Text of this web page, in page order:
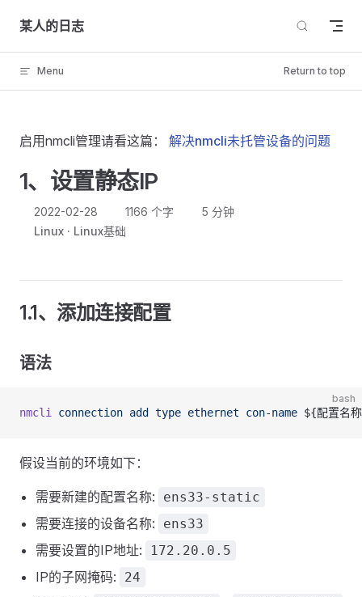
Skip to content
某人的日志
Menu Return to top
启用nmcli管理请看这篇： 解决nmcli未托管设备的问题
1、设置静态IP
2022-02-28 1166 个字
5 分钟
Linux
Linux基础
1.1、添加连接配置
语法
bash
nmcli connection add type ethernet con-name ${配置
假设当前的环境如下：
需要新建的配置名称: ens33-static
需要连接的设备名称: ens33
需要设置的IP地址: 172.20.0.5
IP的子网掩码: 24